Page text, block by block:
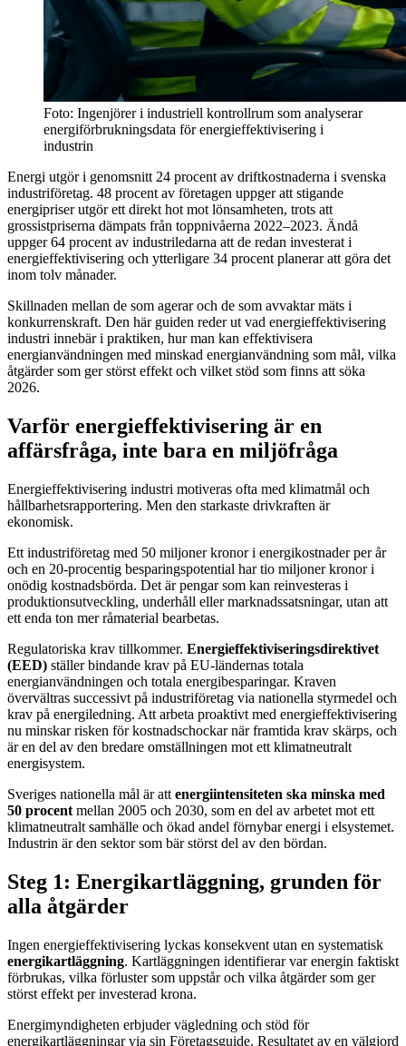
Foto: Ingenjörer i industriell kontrollrum som analyserar
energiförbrukningsdata för energieffektivisering i
industrin
Energi utgör i genomsnitt 24 procent av driftkostnaderna i svenska
industriföretag. 48 procent av företagen uppger att stigande
energipriser utgör ett direkt hot mot lönsamheten, trots att
grossistpriserna dämpats från toppnivåerna 2022–2023. Ändå
uppger 64 procent av industriledarna att de redan investerat i
energieffektivisering och ytterligare 34 procent planerar att göra det
inom tolv månader.
Skillnaden mellan de som agerar och de som avvaktar mäts i
konkurrenskraft. Den här guiden reder ut vad energieffektivisering
industri innebär i praktiken, hur man kan effektivisera
energianvändningen med minskad energianvändning som mål, vilka
åtgärder som ger störst effekt och vilket stöd som finns att söka
2026.
Varför energieffektivisering är en
affärsfråga, inte bara en miljöfråga
Energieffektivisering industri motiveras ofta med klimatmål och
hållbarhetsrapportering. Men den starkaste drivkraften är
ekonomisk.
Ett industriföretag med 50 miljoner kronor i energikostnader per år
och en 20-procentig besparingspotential har tio miljoner kronor i
onödig kostnadsbörda. Det är pengar som kan reinvesteras i
produktionsutveckling, underhåll eller marknadssatsningar, utan att
ett enda ton mer råmaterial bearbetas.
Regulatoriska krav tillkommer. Energieffektiviseringsdirektivet
(EED) ställer bindande krav på EU-ländernas totala
energianvändningen och totala energibesparingar. Kraven
övervältras successivt på industriföretag via nationella styrmedel och
krav på energiledning. Att arbeta proaktivt med energieffektivisering
nu minskar risken för kostnadschockar när framtida krav skärps, och
är en del av den bredare omställningen mot ett klimatneutralt
energisystem.
Sveriges nationella mål är att energiintensiteten ska minska med
50 procent mellan 2005 och 2030, som en del av arbetet mot ett
klimatneutralt samhälle och ökad andel förnybar energi i elsystemet.
Industrin är den sektor som bär störst del av den bördan.
Steg 1: Energikartläggning, grunden för
alla åtgärder
Ingen energieffektivisering lyckas konsekvent utan en systematisk
energikartläggning. Kartläggningen identifierar var energin faktiskt
förbrukas, vilka förluster som uppstår och vilka åtgärder som ger
störst effekt per investerad krona.
Energimyndigheten erbjuder vägledning och stöd för
energikartläggningar via sin Företagsguide. Resultatet av en välgjord